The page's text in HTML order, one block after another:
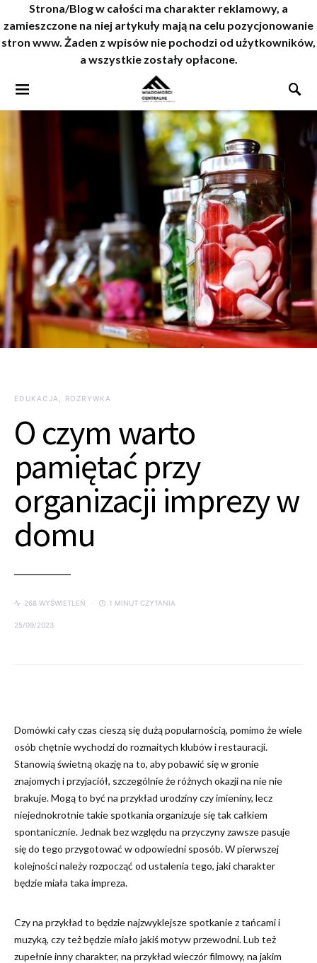
Strona/Blog w całości ma charakter reklamowy, a
zamieszczone na niej artykuły mają na celu pozycjonowanie
stron www. Żaden z wpisów nie pochodzi od użytkowników,
a wszystkie zostały opłacone.
EDUKACJA, ROZRYWKA
O czym warto
pamiętać przy
organizacji imprezy w
domu
268 WYŚWIETLEŃ 1 MINUT CZYTANIA
25/09/2023
Domówki cały czas cieszą się dużą popularnością, pomimo że wiele
osób chętnie wychodzi do rozmaitych klubów i restauracji.
Stanowią świetną okazję na to, aby pobawić się w gronie
znajomych i przyjaciół, szczególnie że różnych okazji na nie nie
brakuje. Mogą to być na przykład urodziny czy imieniny, lecz
niejednokrotnie takie spotkania organizuje się tak całkiem
spontanicznie. Jednak bez względu na przyczyny zawsze pasuje
się do tego przygotować w odpowiedni sposób. W pierwszej
kolejności należy rozpocząć od ustalenia tego, jaki charakter
będzie miała taka impreza.
Czy na przykład to będzie najzwyklejsze spotkanie z tańcami i
muzyką, czy też będzie miało jakiś motyw przewodni. Lub też
zupełnie inny charakter, na przykład wieczór filmowy, na jakim